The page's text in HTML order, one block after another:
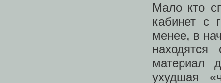
Мало кто
кабинет с
менее, в
материал
ухудшая